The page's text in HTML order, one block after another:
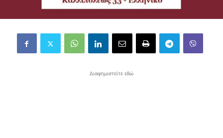
Διαφημιστείτε εδώ